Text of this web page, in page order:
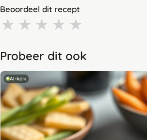
Beoordeel dit recept
★ ★ ★ ★ ★
Probeer dit ook
AI-kok